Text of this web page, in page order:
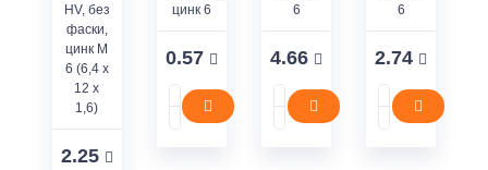
HV, без
фаски,
цинк M
6 (6,4 x
12 x
1,6)
2.25
цинк 6
0.57
6
4.66
6
2.74